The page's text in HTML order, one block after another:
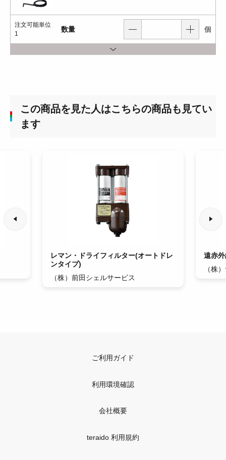
注文可能単位
1
数量 個
この商品を見た人はこちらの商品も見てい
ます
レマン・ドライフィルター(オートドレ
ンタイプ)
（株）前田シェルサービス
遠赤
（株
ご利用ガイド
利用環境確認
会社概要
teraido 利用規約